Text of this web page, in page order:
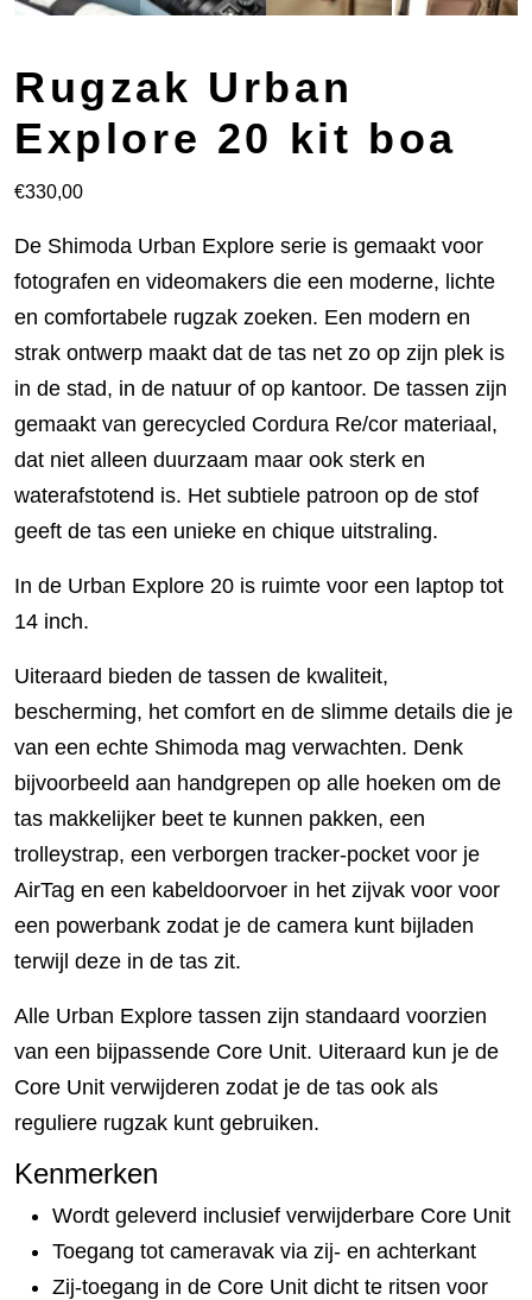
Rugzak Urban
Explore 20 kit boa
€330,00
De Shimoda Urban Explore serie is gemaakt voor
fotografen en videomakers die een moderne, lichte
en comfortabele rugzak zoeken. Een modern en
strak ontwerp maakt dat de tas net zo op zijn plek is
in de stad, in de natuur of op kantoor. De tassen zijn
gemaakt van gerecycled Cordura Re/cor materiaal,
dat niet alleen duurzaam maar ook sterk en
waterafstotend is. Het subtiele patroon op de stof
geeft de tas een unieke en chique uitstraling.
In de Urban Explore 20 is ruimte voor een laptop tot
14 inch.
Uiteraard bieden de tassen de kwaliteit,
bescherming, het comfort en de slimme details die je
van een echte Shimoda mag verwachten. Denk
bijvoorbeeld aan handgrepen op alle hoeken om de
tas makkelijker beet te kunnen pakken, een
trolleystrap, een verborgen tracker-pocket voor je
AirTag en een kabeldoorvoer in het zijvak voor voor
een powerbank zodat je de camera kunt bijladen
terwijl deze in de tas zit.
Alle Urban Explore tassen zijn standaard voorzien
van een bijpassende Core Unit. Uiteraard kun je de
Core Unit verwijderen zodat je de tas ook als
reguliere rugzak kunt gebruiken.
Kenmerken
Wordt geleverd inclusief verwijderbare Core Unit
Toegang tot cameravak via zij- en achterkant
Zij-toegang in de Core Unit dicht te ritsen voor